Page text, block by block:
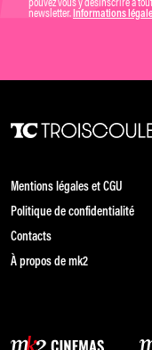
newsletter. Informations
Mentions légales et CGU
Politique de confidentialité
Contacts
À propos de mk2